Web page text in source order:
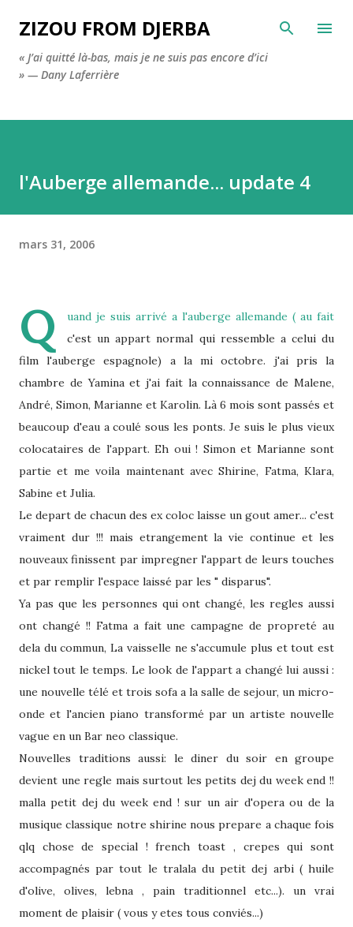
Accéder au contenu principal
ZIZOU FROM DJERBA
« J’ai quitté là-bas, mais je ne suis pas encore d’ici
» — Dany Laferrière
l'Auberge allemande... update 4
mars 31, 2006
Q
uand je suis arrivé a l'auberge allemande ( au fait
c'est un appart normal qui ressemble a celui du
film l'auberge espagnole) a la mi octobre. j'ai pris la
chambre de Yamina et j'ai fait la connaissance de Malene,
André, Simon, Marianne et Karolin. Là 6 mois sont passés et
beaucoup d'eau a coulé sous les ponts. Je suis le plus vieux
colocataires de l'appart. Eh oui ! Simon et Marianne sont
partie et me voila maintenant avec Shirine, Fatma, Klara,
Sabine et Julia.
Le depart de chacun des ex coloc laisse un gout amer... c'est
vraiment dur !!! mais etrangement la vie continue et les
nouveaux finissent par impregner l'appart de leurs touches
et par remplir l'espace laissé par les " disparus".
Ya pas que les personnes qui ont changé, les regles aussi
ont changé !! Fatma a fait une campagne de propreté au
dela du commun, La vaisselle ne s'accumule plus et tout est
nickel tout le temps. Le look de l'appart a changé lui aussi :
une nouvelle télé et trois sofa a la salle de sejour, un micro-
onde et l'ancien piano transformé par un artiste nouvelle
vague en un Bar neo classique.
Nouvelles traditions aussi: le diner du soir en groupe
devient une regle mais surtout les petits dej du week end !!
malla petit dej du week end ! sur un air d'opera ou de la
musique classique notre shirine nous prepare a chaque fois
qlq chose de special ! french toast , crepes qui sont
accompagnés par tout le tralala du petit dej arbi ( huile
d'olive, olives, lebna , pain traditionnel etc...). un vrai
moment de plaisir ( vous y etes tous conviés...)